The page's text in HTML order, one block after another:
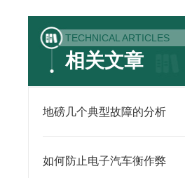
TECHNICAL ARTICLES
相关文章
地磅几个典型故障的分析
如何防止电子汽车衡作弊